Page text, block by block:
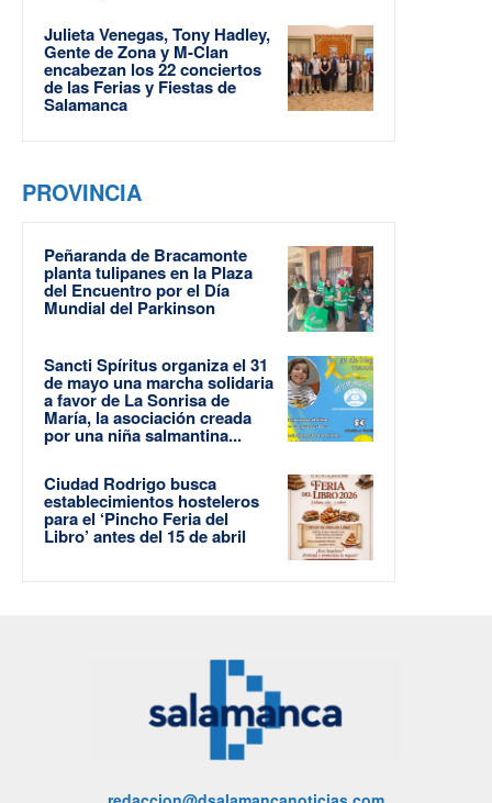
Julieta Venegas, Tony Hadley,
Gente de Zona y M-Clan
encabezan los 22 conciertos
de las Ferias y Fiestas de
Salamanca
PROVINCIA
Peñaranda de Bracamonte
planta tulipanes en la Plaza
del Encuentro por el Día
Mundial del Parkinson
Sancti Spíritus organiza el 31
de mayo una marcha solidaria
a favor de La Sonrisa de
María, la asociación creada
por una niña salmantina...
Ciudad Rodrigo busca
establecimientos hosteleros
para el ‘Pincho Feria del
Libro’ antes del 15 de abril